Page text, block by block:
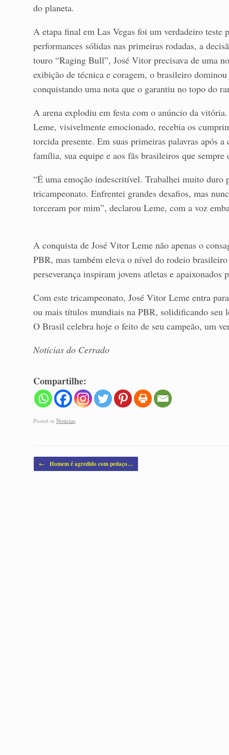
do planeta.
A etapa final em Las Vegas foi um verdadeiro teste
performances sólidas nas primeiras rodadas, a
touro “Raging Bull”, José Vitor precisava de uma
exibição de técnica e coragem, o brasileiro
conquistando uma nota que o garantiu no topo do
A arena explodiu em festa com o anúncio da
Leme, visivelmente emocionado, recebia os
torcida presente. Em suas primeiras palavras após
família, sua equipe e aos fãs brasileiros que sempre
“É uma emoção indescritível. Trabalhei muito duro
tricampeonato. Enfrentei grandes desafios, mas
torceram por mim”, declarou Leme, com a voz
A conquista de José Vitor Leme não apenas o
PBR, mas também eleva o nível do rodeio
perseverança inspiram jovens atletas e apaixonados
Com este tricampeonato, José Vitor Leme entra
ou mais títulos mundiais na PBR, solidificando seu
O Brasil celebra hoje o feito de seu campeão, um
Notícias do Cerrado
Compartilhe:
Posted in Noticias.
Post navigation
← Homem é agredido com pedaço…